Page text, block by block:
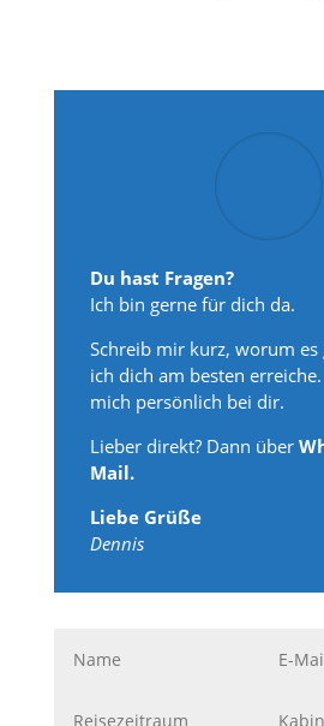
Du hast Fragen?
Ich bin gerne für dich da.
Schreib mir kurz, worum es
ich dich am besten
mich persönlich bei dir.
Lieber direkt? Dann über
Mail.
Liebe Grüße
Dennis